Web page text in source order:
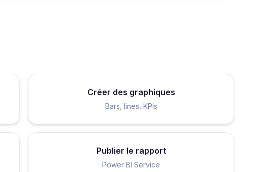
Créer des graphiques
Bars, lines, KPIs
Publier le rapport
Power BI Service